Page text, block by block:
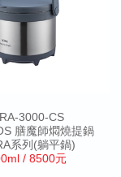
3000-CS
膳魔師燜燒提鍋
系列(躺平鍋)
/ 8500元